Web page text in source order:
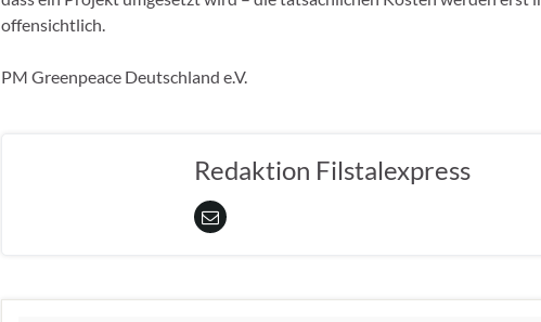
offensichtlich.
PM Greenpeace Deutschland e.V.
Redaktion Filstalexpress